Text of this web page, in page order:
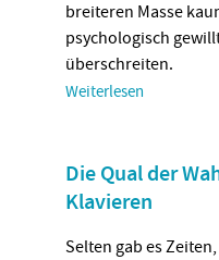
breiteren Masse
psychologisch
überschreiten.
Weiterlesen
Die Qual der
Klavieren
Selten gab es